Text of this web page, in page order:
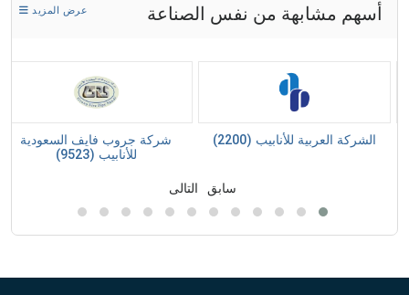
أسهم مشابهة من نفس الصناعة عرض المزيد
الشركة العربية للأنابيب (2200)
شركة جروب فايف السعودية
للأنابيب (9523)
سابق التالى